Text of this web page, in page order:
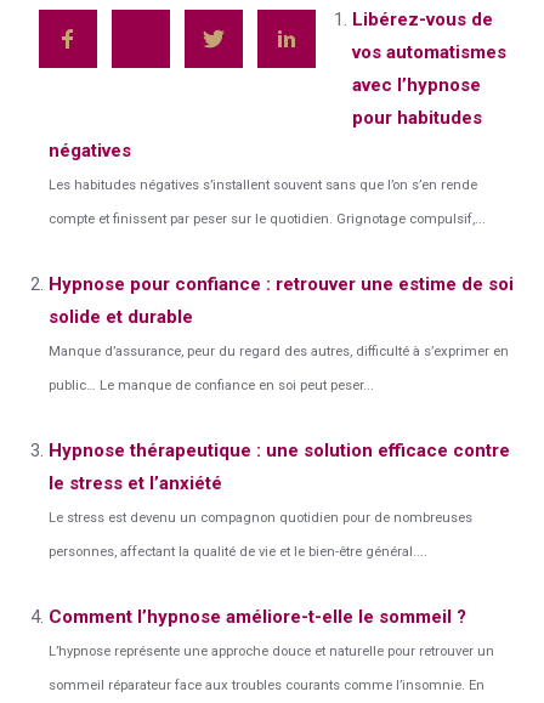
Libérez-vous de
vos automatismes
avec l’hypnose
pour habitudes
négatives
Les habitudes négatives s’installent souvent sans que l’on s’en rende
compte et finissent par peser sur le quotidien. Grignotage compulsif,...
Hypnose pour confiance : retrouver une estime de soi
solide et durable
Manque d’assurance, peur du regard des autres, difficulté à s’exprimer en
public… Le manque de confiance en soi peut peser...
Hypnose thérapeutique : une solution efficace contre
le stress et l’anxiété
Le stress est devenu un compagnon quotidien pour de nombreuses
personnes, affectant la qualité de vie et le bien-être général....
Comment l’hypnose améliore-t-elle le sommeil ?
L’hypnose représente une approche douce et naturelle pour retrouver un
sommeil réparateur face aux troubles courants comme l’insomnie. En